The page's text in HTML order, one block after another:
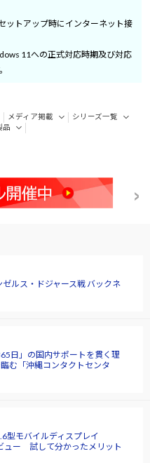
ットアップ時にインターネット接
11への正式対応時期及び対応
メディア掲載
シリーズ一覧
品
ルス・ドジャース戦 バックネ
日」の国内サポートを貫く理
む「沖縄コンタクトセンタ
型モバイルディスプレイ
ュー 試して分かったメリット